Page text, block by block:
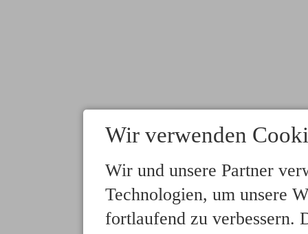
Wir verwenden
Wir und unsere Partner
Technologien, um unsere
fortlaufend zu verbessern.